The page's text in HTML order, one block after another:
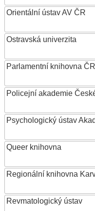
Orientální ústav AV ČR
Ostravská univerzita
Parlamentní knihovna ČR
Policejní akademie
Psychologický ústav
Queer knihovna
Regionální knihovna
Revmatologický ústav